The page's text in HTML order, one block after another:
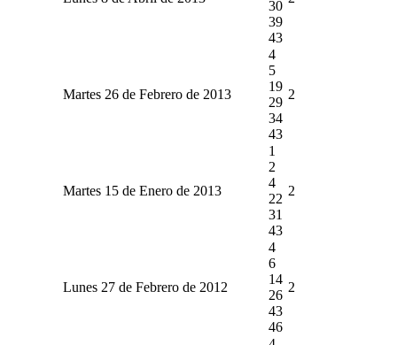
30
39
43
Martes 26 de Febrero de 2013
4
5
19
29
34
43
2
Martes 15 de Enero de 2013
1
2
4
22
31
43
2
Lunes 27 de Febrero de 2012
4
6
14
26
43
46
2